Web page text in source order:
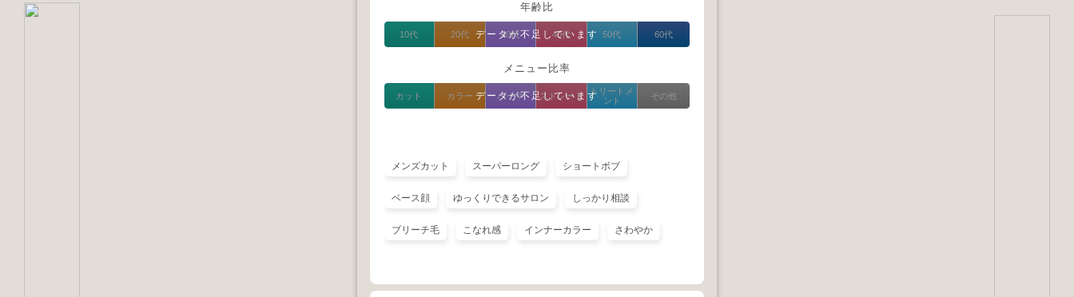
年齢比
データが不足しています
10代 20代 30代 40代 50代 60代
メニュー比率
データが不足しています
カット カラー パーマ ストレート
トリートメ
ント
その他
メンズカット スーパーロング ショートボブ
ベース顔 ゆっくりできるサロン しっかり相談
ブリーチ毛 こなれ感 インナーカラー さわやか